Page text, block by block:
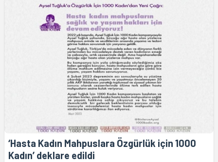
‘Hasta Kadın Mahpuslara Özgürlük için 1000
Kadın’ deklare edildi